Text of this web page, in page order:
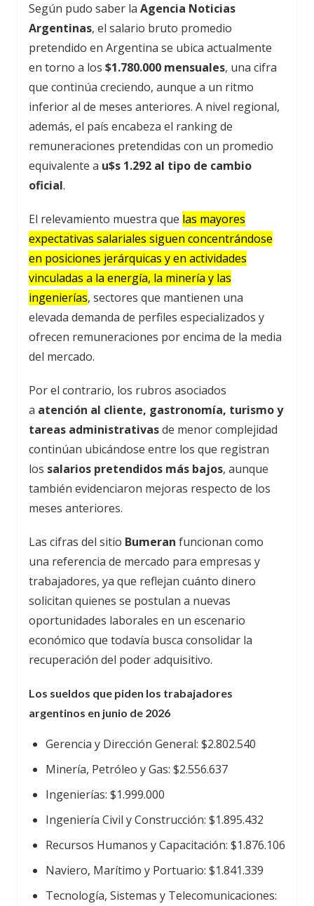
Según pudo saber la Agencia Noticias
Argentinas, el salario bruto promedio
pretendido en Argentina se ubica actualmente
en torno a los $1.780.000 mensuales, una cifra
que continúa creciendo, aunque a un ritmo
inferior al de meses anteriores. A nivel regional,
además, el país encabeza el ranking de
remuneraciones pretendidas con un promedio
equivalente a u$s 1.292 al tipo de cambio
oficial.
El relevamiento muestra que las mayores
expectativas salariales siguen concentrándose
en posiciones jerárquicas y en actividades
vinculadas a la energía, la minería y las
ingenierías, sectores que mantienen una
elevada demanda de perfiles especializados y
ofrecen remuneraciones por encima de la media
del mercado.
Por el contrario, los rubros asociados
a atención al cliente, gastronomía, turismo y
tareas administrativasde menor complejidad
continúan ubicándose entre los que registran
los salarios pretendidos más bajos, aunque
también evidenciaron mejoras respecto de los
meses anteriores.
Las cifras del sitio Bumeran funcionan como
una referencia de mercado para empresas y
trabajadores, ya que reflejan cuánto dinero
solicitan quienes se postulan a nuevas
oportunidades laborales en un escenario
económico que todavía busca consolidar la
recuperación del poder adquisitivo.
Los sueldos que piden los trabajadores
argentinos en junio de 2026
Gerencia y Dirección General: $2.802.540
Minería, Petróleo y Gas: $2.556.637
Ingenierías: $1.999.000
Ingeniería Civil y Construcción: $1.895.432
Recursos Humanos y Capacitación: $1.876.106
Naviero, Marítimo y Portuario: $1.841.339
Tecnología, Sistemas y Telecomunicaciones: